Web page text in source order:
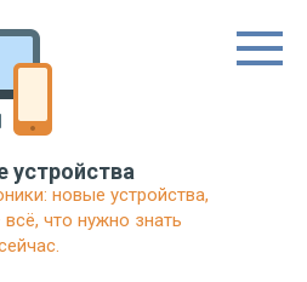
устройства
новые устройства,
что нужно знать